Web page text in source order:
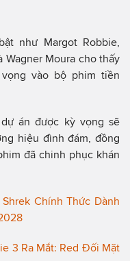
như Margot Robbie,
Wagner Moura cho thấy
vào bộ phim tiền
án được kỳ vọng sẽ
hiệu đình đám, đồng
đã chinh phục khán
Chính Thức Dành
3 Ra Mắt: Red Đối Mặt